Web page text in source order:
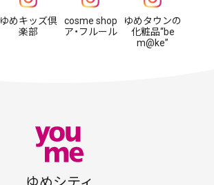
ゆめキッズ倶
楽部
cosme shop
ア・フルール
ゆめタウンの
化粧品“be
m@ke”